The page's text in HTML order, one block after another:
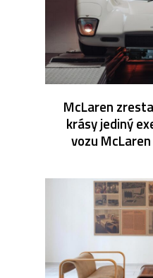
McLaren
krásy jediný
vozu